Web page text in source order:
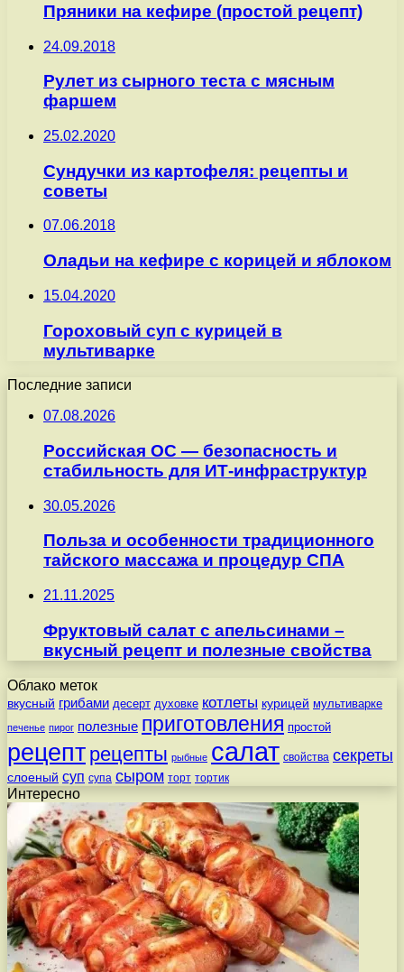
Пряники на кефире (простой рецепт)
24.09.2018
Рулет из сырного теста с мясным
фаршем
25.02.2020
Сундучки из картофеля: рецепты и
советы
07.06.2018
Оладьи на кефире с корицей и яблоком
15.04.2020
Гороховый суп с курицей в
мультиварке
Последние записи
07.08.2026
Российская ОС — безопасность и
стабильность для ИТ-инфраструктур
30.05.2026
Польза и особенности традиционного
тайского массажа и процедур СПА
21.11.2025
Фруктовый салат с апельсинами –
вкусный рецепт и полезные свойства
Облако меток
вкусный грибами десерт духовке котлеты курицей мультиварке
печенье пирог полезные приготовления простой
рецепт рецепты рыбные салат свойства секреты
слоеный суп супа сыром торт тортик
Интересно